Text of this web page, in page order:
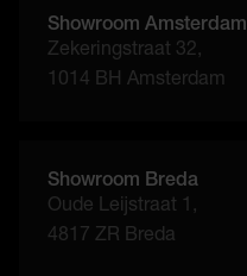
Showroom Amsterdam
Zekeringstraat 32,
1014 BH Amsterdam
Showroom Breda
Oude Leijstraat 1,
4817 ZR Breda